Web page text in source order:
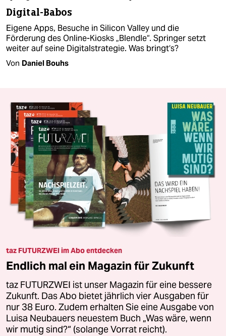
Digital-Babos
Eigene Apps, Besuche in Silicon Valley und die
Förderung des Online-Kiosks „Blendle“. Springer setzt
weiter auf seine Digitalstrategie. Was bringt‘s?
Von Daniel Bouhs
taz FUTURZWEI im Abo entdecken
Endlich mal ein Magazin für Zukunft
taz FUTURZWEI ist unser Magazin für eine bessere
Zukunft. Das Abo bietet jährlich vier Ausgaben für
nur 38 Euro. Zudem erhalten Sie eine Ausgabe von
Luisa Neubauers neuestem Buch „Was wäre, wenn
wir mutig sind?“ (solange Vorrat reicht).